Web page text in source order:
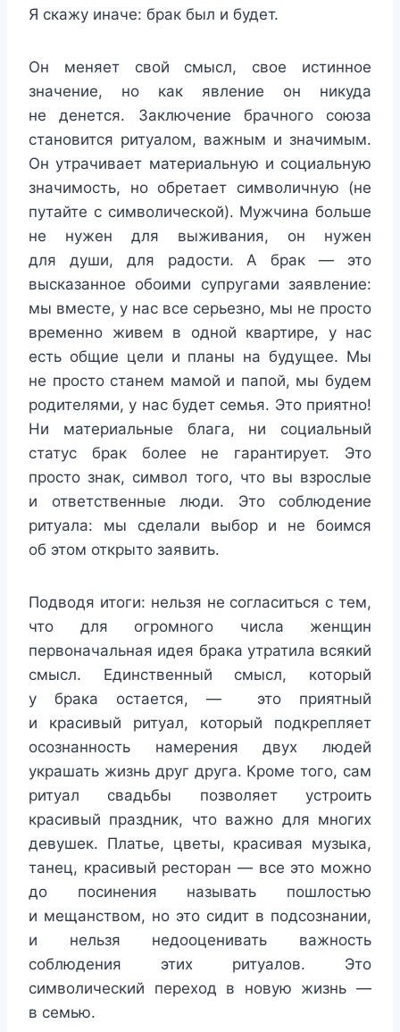
Я скажу иначе: брак был и будет.
Он меняет свой смысл, свое истинное
значение, но как явление он никуда
не денется. Заключение брачного союза
становится ритуалом, важным и значимым.
Он утрачивает материальную и социальную
значимость, но обретает символичную (не
путайте с символической). Мужчина больше
не нужен для выживания, он нужен
для души, для радости. А брак — это
высказанное обоими супругами заявление:
мы вместе, у нас все серьезно, мы не просто
временно живем в одной квартире, у нас
есть общие цели и планы на будущее. Мы
не просто станем мамой и папой, мы будем
родителями, у нас будет семья. Это приятно!
Ни материальные блага, ни социальный
статус брак более не гарантирует. Это
просто знак, символ того, что вы взрослые
и ответственные люди. Это соблюдение
ритуала: мы сделали выбор и не боимся
об этом открыто заявить.
Подводя итоги: нельзя не согласиться с тем,
что для огромного числа женщин
первоначальная идея брака утратила всякий
смысл. Единственный смысл, который
у брака остается, — это приятный
и красивый ритуал, который подкрепляет
осознанность намерения двух людей
украшать жизнь друг друга. Кроме того, сам
ритуал свадьбы позволяет устроить
красивый праздник, что важно для многих
девушек. Платье, цветы, красивая музыка,
танец, красивый ресторан — все это можно
до посинения называть пошлостью
и мещанством, но это сидит в подсознании,
и нельзя недооценивать важность
соблюдения этих ритуалов. Это
символический переход в новую жизнь —
в семью.